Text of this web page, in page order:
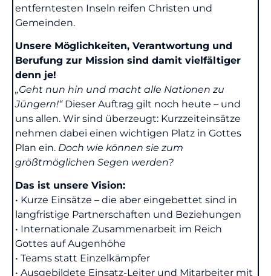
entferntesten Inseln reifen Christen und
Gemeinden.
Unsere Möglichkeiten, Verantwortung und
Berufung zur Mission sind damit vielfältiger
denn je!
„Geht nun hin und macht alle Nationen zu
Jüngern!“ Dieser Auftrag gilt noch heute – und
uns allen. Wir sind überzeugt: Kurzzeiteinsätze
nehmen dabei einen wichtigen Platz in Gottes
Plan ein. Doch wie können sie zum
größtmöglichen Segen werden?
Das ist unsere Vision:
• Kurze Einsätze – die aber eingebettet sind in
langfristige Partnerschaften und Beziehungen
• Internationale Zusammenarbeit im Reich
Gottes auf Augenhöhe
• Teams statt Einzelkämpfer
• Ausgebildete Einsatz-Leiter und Mitarbeiter mit